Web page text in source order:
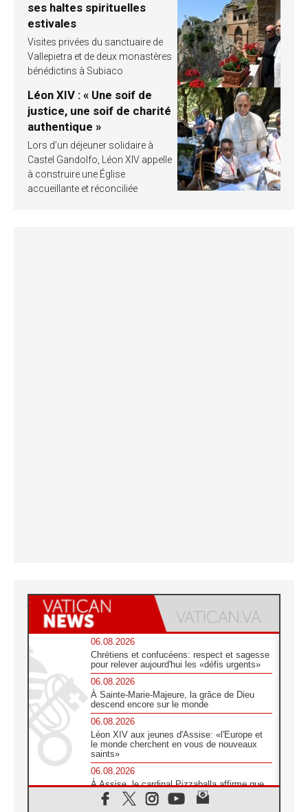
ses haltes spirituelles
estivales
Visites privées du sanctuaire de
Vallepietra et de deux monastères
bénédictins à Subiaco
Léon XIV : « Une soif de
justice, une soif de charité
authentique »
Lors d’un déjeuner solidaire à
Castel Gandolfo, Léon XIV appelle
à construire une Église
accueillante et réconciliée
06.08.2026
Chrétiens et confucéens: respect et sagesse
pour relever aujourd'hui les «défis urgents»
06.08.2026
À Sainte-Marie-Majeure, la grâce de Dieu
descend encore sur le monde
06.08.2026
Léon XIV aux jeunes d'Assise: «l'Europe et
le monde cherchent en vous de nouveaux
saints»
06.08.2026
À Assise, le cardinal Pizzaballa affirme que
«les chrétiens veulent la paix»